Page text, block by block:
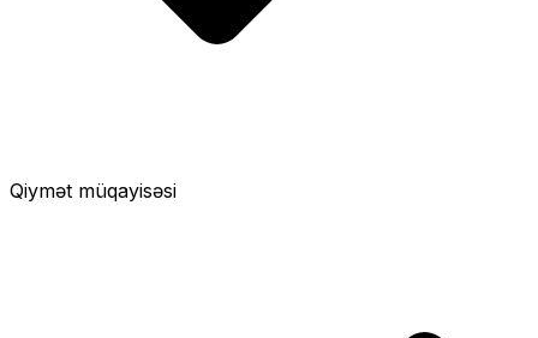
Qiymət müqayisəsi